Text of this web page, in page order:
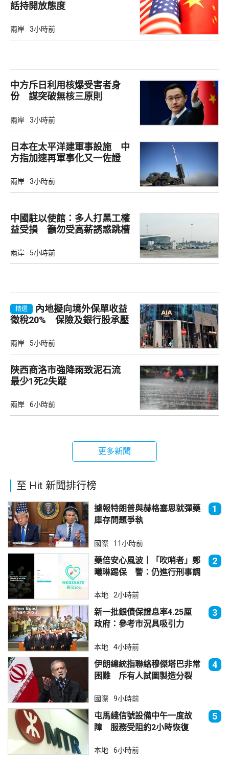
話持開放態度
兩岸 3小時前
中方斥日利用核爆受害者身
份 謀突破無核三原則
兩岸 3小時前
日本在太平洋建軍事設施 中
方指加速再軍事化又一佐證
兩岸 3小時前
中國駐以使館：多人打黑工權
益受損 籲勿受高薪誘惑跳槽
兩岸 5小時前
精選
內地擬向境外保單收益
徵稅20% 保險及銀行股承壓
兩岸 5小時前
陜西商洛市強降雨致泥石流
最少1死2失蹤
兩岸 6小時前
更多新聞
至 Hit 新聞排行榜
據報特朗普與赫格塞思就彈藥
庫存問題爭執
1
國際 11小時前
藥倍安心風波｜「吹哨者」鄭
曦琳踢保 警：仍進行刑事調
2
本地 2小時前
新一批銀債保證息率4.25厘
政府：參考市況具吸引力
3
本地 4小時前
伊朗總統指聯絡穆傑塔巴非常
困難 斥有人試圖製造分裂
4
國際 9小時前
屯馬綫信號設備中午一度故
障 服務受阻約2小時恢復
5
本地 6小時前